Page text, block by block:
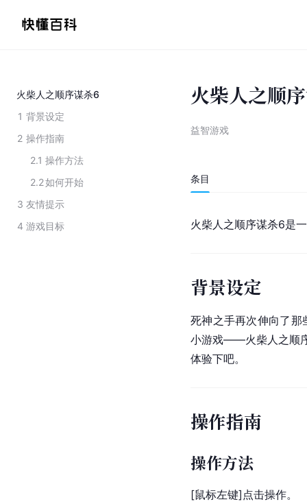
火柴人之顺序谋杀6
1 背景设定
2 操作指南
2.1 操作方法
2.2如何开始
3 友情提示
4 游戏目标
火柴人之顺
益智游戏
条目
火柴人之顺序谋杀6是
背景设定
死神之手再次伸向了那
小游戏——火柴人之顺
体验下吧。
操作指南
操作方法
[鼠标左键]点击操作。